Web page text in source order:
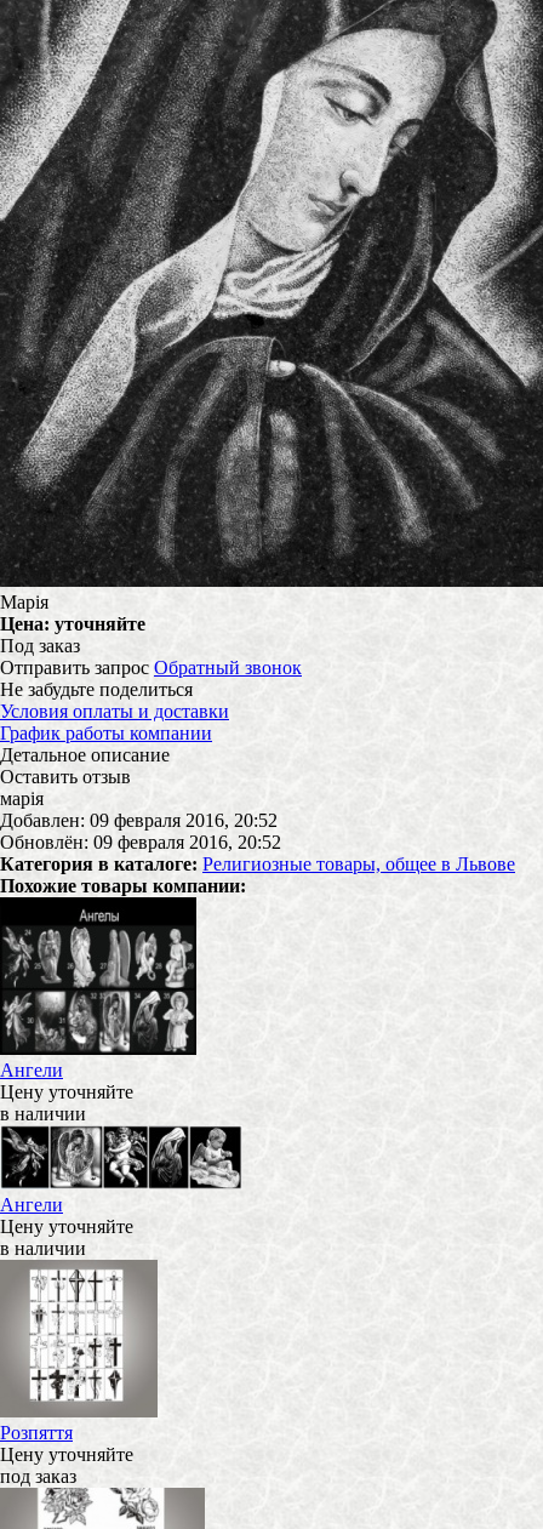
Марія
Цена: уточняйте
Под заказ
Отправить запрос Обратный звонок
Не забудьте поделиться
Условия оплаты и доставки
График работы компании
Детальное описание
Оставить отзыв
марія
Добавлен: 09 февраля 2016, 20:52
Обновлён: 09 февраля 2016, 20:52
Категория в каталоге: Религиозные товары, общее в Львове
Похожие товары компании:
Ангели
Цену уточняйте
в наличии
Ангели
Цену уточняйте
в наличии
Розпяття
Цену уточняйте
под заказ